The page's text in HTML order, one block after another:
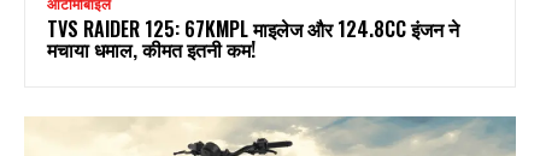
ऑटोमोबाइल
TVS RAIDER 125: 67KMPL माइलेज और 124.8CC इंजन ने
मचाया धमाल, कीमत इतनी कम!